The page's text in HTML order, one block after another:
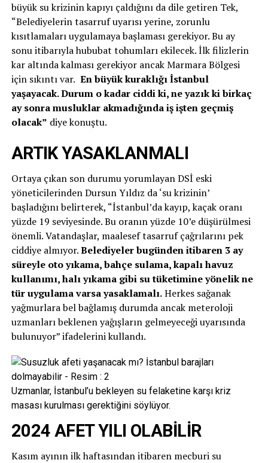
büyük su krizinin kapıyı çaldığını da dile getiren Tek,
“Belediyelerin tasarruf uyarısı yerine, zorunlu
kısıtlamaları uygulamaya başlaması gerekiyor. Bu ay
sonu itibarıyla hububat tohumları ekilecek. İlk filizlerin
kar altında kalması gerekiyor ancak Marmara Bölgesi
için sıkıntı var. En büyük kuraklığı İstanbul
yaşayacak. Durum o kadar ciddi ki, ne yazık ki birkaç
ay sonra musluklar akmadığında iş işten geçmiş
olacak” diye konuştu.
ARTIK YASAKLANMALI
Ortaya çıkan son durumu yorumlayan DSİ eski
yöneticilerinden Dursun Yıldız da ‘su krizinin’
başladığını belirterek, “İstanbul’da kayıp, kaçak oranı
yüzde 19 seviyesinde. Bu oranın yüzde 10’e düşürülmesi
önemli. Vatandaşlar, maalesef tasarruf çağrılarını pek
ciddiye almıyor.Belediyeler bugünden itibaren 3 ay
süreyle oto yıkama, bahçe sulama, kapalı havuz
kullanımı, halı yıkama gibi su tüketimine yönelik ne
tür uygulama varsa yasaklamalı.Herkes sağanak
yağmurlara bel bağlamış durumda ancak meteroloji
uzmanları beklenen yağışların gelmeyeceği uyarısında
bulunuyor” ifadelerini kullandı.
Uzmanlar, İstanbul’u bekleyen su felaketine karşı kriz
masası kurulması gerektiğini söylüyor.
2024 AFET YILI OLABİLİR
Kasım ayının ilk haftasından itibaren mecburi su